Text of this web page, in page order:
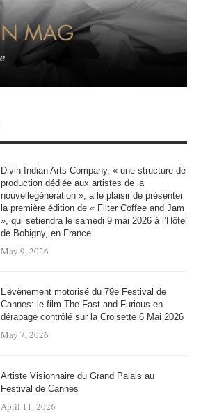
Divin Indian Arts Company, « une structure de
production dédiée aux artistes de la
nouvellegénération », a le plaisir de présenter
la première édition de « Filter Coffee and Jam
», qui setiendra le samedi 9 mai 2026 à l’Hôtel
de Bobigny, en France.
May 9, 2026
L’évènement motorisé du 79e Festival de
Cannes: le film The Fast and Furious en
dérapage contrôlé sur la Croisette 6 Mai 2026
May 7, 2026
Artiste Visionnaire du Grand Palais au
Festival de Cannes
April 11, 2026